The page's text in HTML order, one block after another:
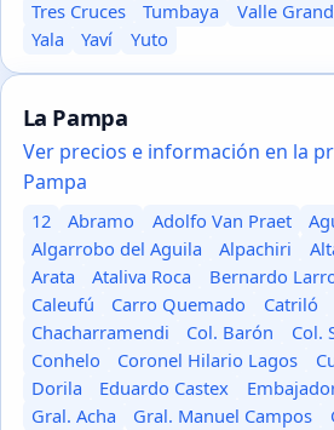
Tres Cruces
Tumbaya Valle
Yala
Yaví Yuto
La Pampa
Ver precios e información en la
Pampa
12 Abramo Adolfo Van Praet
Algarrobo del Aguila
Alpachiri
Arata
Ataliva Roca Bernardo
Caleufú
Carro Quemado Catriló
Chacharramendi
Col. Barón
Col.
Conhelo
Coronel Hilario Lagos
Dorila
Eduardo Castex
Gral. Acha
Gral. Manuel Campos